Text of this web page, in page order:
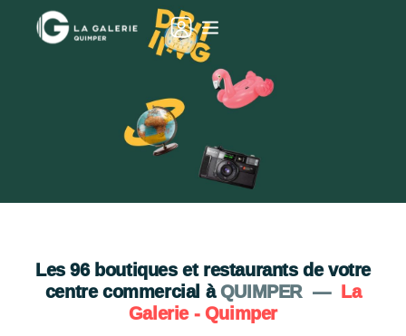
Je découvre
Les96boutiques et restaurants de votre
centre commercial àQUIMPER —
La
Galerie - Quimper